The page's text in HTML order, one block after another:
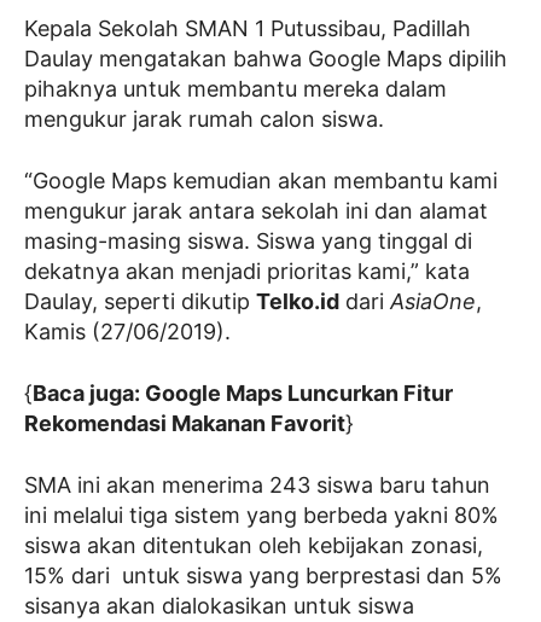
Kepala Sekolah SMAN 1 Putussibau, Padillah
Daulay mengatakan bahwa Google Maps dipilih
pihaknya untuk membantu mereka dalam
mengukur jarak rumah calon siswa.
“Google Maps kemudian akan membantu kami
mengukur jarak antara sekolah ini dan alamat
masing-masing siswa. Siswa yang tinggal di
dekatnya akan menjadi prioritas kami,” kata
Daulay, seperti dikutip Telko.id dari AsiaOne,
Kamis (27/06/2019).
{Baca juga: Google Maps Luncurkan Fitur
Rekomendasi Makanan Favorit}
SMA ini akan menerima 243 siswa baru tahun
ini melalui tiga sistem yang berbeda yakni 80%
siswa akan ditentukan oleh kebijakan zonasi,
15% dari untuk siswa yang berprestasi dan 5%
sisanya akan dialokasikan untuk siswa